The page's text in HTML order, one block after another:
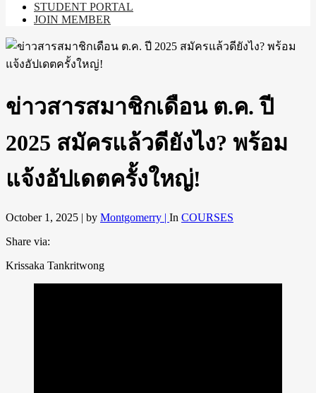
STUDENT PORTAL
JOIN MEMBER
ข่าวสารสมาชิกเดือน ต.ค. ปี
2025 สมัครแล้วดียังไง? พร้อม
แจ้งอัปเดตครั้งใหญ่!
October 1, 2025 | by Montgomerry | In COURSES
Share via:
Krissaka Tankritwong